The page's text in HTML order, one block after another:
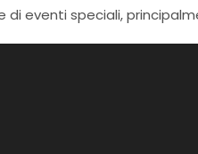
di eventi speciali,